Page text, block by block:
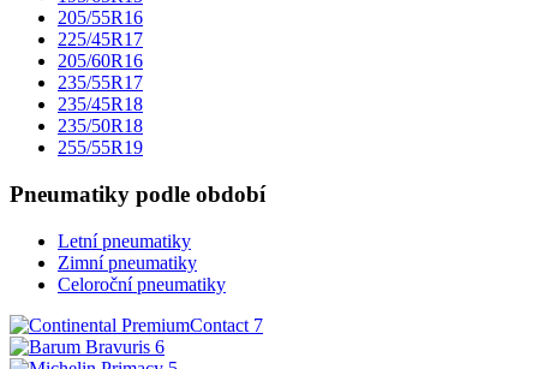
205/55R16
225/45R17
205/60R16
235/55R17
235/45R18
235/50R18
255/55R19
Pneumatiky podle období
Letní pneumatiky
Zimní pneumatiky
Celoroční pneumatiky